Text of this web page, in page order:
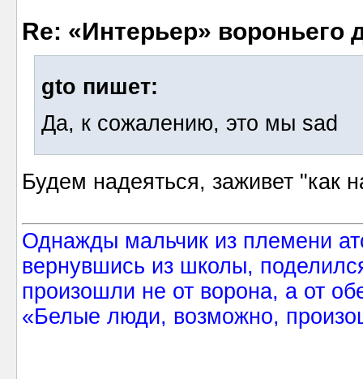
Re: «Интерьер» вороньего
gto пишет:
Да, к сожалению, это мы sad
Будем надеяться, заживет "как
Однажды мальчик из племени
вернувшись из школы,
произошли не от ворона, а от
«Белые люди, возможно,